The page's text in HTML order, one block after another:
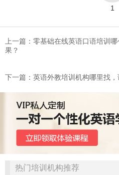
1
上一篇：​零基础在线英语口语培训
果？
下一篇：​英语外教培训机构哪里找
热门培训机构推荐